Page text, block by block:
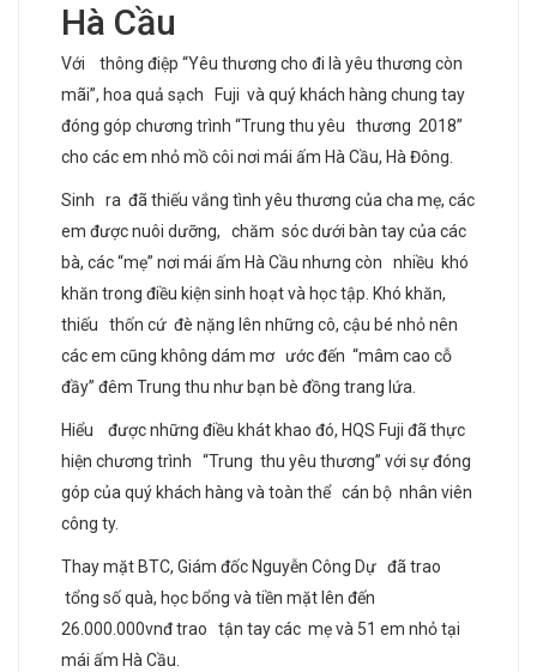
Hà Cầu
Với thông điệp “Yêu thương cho đi là yêu thương còn
mãi”, hoa quả sạch Fuji và quý khách hàng chung tay
đóng góp chương trình “Trung thu yêu thương 2018”
cho các em nhỏ mồ côi nơi mái ấm Hà Cầu, Hà Đông.
Sinh ra đã thiếu vắng tình yêu thương của cha mẹ, các
em được nuôi dưỡng, chăm sóc dưới bàn tay của các
bà, các “mẹ” nơi mái ấm Hà Cầu nhưng còn nhiều khó
khăn trong điều kiện sinh hoạt và học tập. Khó khăn,
thiếu thốn cứ đè nặng lên những cô, cậu bé nhỏ nên
các em cũng không dám mơ ước đến “mâm cao cỗ
đầy” đêm Trung thu như bạn bè đồng trang lứa.
Hiểu được những điều khát khao đó, HQS Fuji đã thực
hiện chương trình “Trung thu yêu thương” với sự đóng
góp của quý khách hàng và toàn thể cán bộ nhân viên
công ty.
Thay mặt BTC, Giám đốc Nguyễn Công Dự đã trao
tổng số quà, học bổng và tiền mặt lên đến
26.000.000vnđ trao tận tay các mẹ và 51 em nhỏ tại
mái ấm Hà Cầu.